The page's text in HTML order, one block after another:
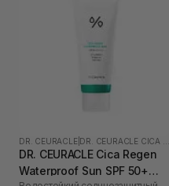
DR. CEURACLE
DR. CEURACLE Cica Regen
Waterproof Sun SPF 50+